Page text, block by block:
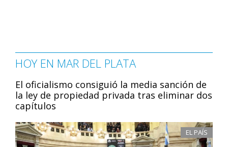
HOY EN MAR DEL PLATA
El oficialismo consiguió la media sanción de
la ley de propiedad privada tras eliminar dos
capítulos
EL PAÍS